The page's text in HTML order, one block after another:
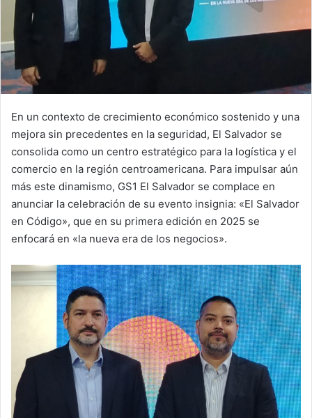
En un contexto de crecimiento económico sostenido y una
mejora sin precedentes en la seguridad, El Salvador se
consolida como un centro estratégico para la logística y el
comercio en la región centroamericana. Para impulsar aún
más este dinamismo, GS1 El Salvador se complace en
anunciar la celebración de su evento insignia: «El Salvador
en Código», que en su primera edición en 2025 se
enfocará en «la nueva era de los negocios».